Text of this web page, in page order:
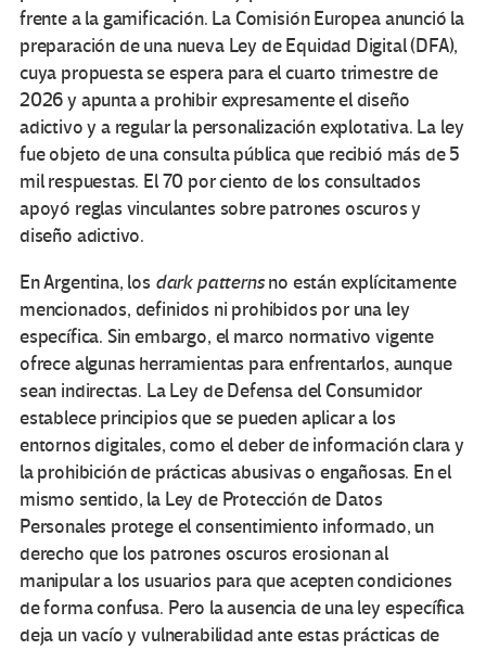
frente a la gamificación. La Comisión Europea anunció la
preparación de una nueva Ley de Equidad Digital (DFA),
cuya propuesta se espera para el cuarto trimestre de
2026 y apunta a prohibir expresamente el diseño
adictivo y a regular la personalización explotativa. La ley
fue objeto de una consulta pública que recibió más de 5
mil respuestas. El 70 por ciento de los consultados
apoyó reglas vinculantes sobre patrones oscuros y
diseño adictivo.
En Argentina, los dark patternsno están explícitamente
mencionados, definidos ni prohibidos por una ley
específica. Sin embargo, el marco normativo vigente
ofrece algunas herramientas para enfrentarlos, aunque
sean indirectas. La Ley de Defensa del Consumidor
establece principios que se pueden aplicar a los
entornos digitales, como el deber de información clara y
la prohibición de prácticas abusivas o engañosas. En el
mismo sentido, la Ley de Protección de Datos
Personales protege el consentimiento informado, un
derecho que los patrones oscuros erosionan al
manipular a los usuarios para que acepten condiciones
de forma confusa. Pero la ausencia de una ley específica
deja un vacío y vulnerabilidad ante estas prácticas de